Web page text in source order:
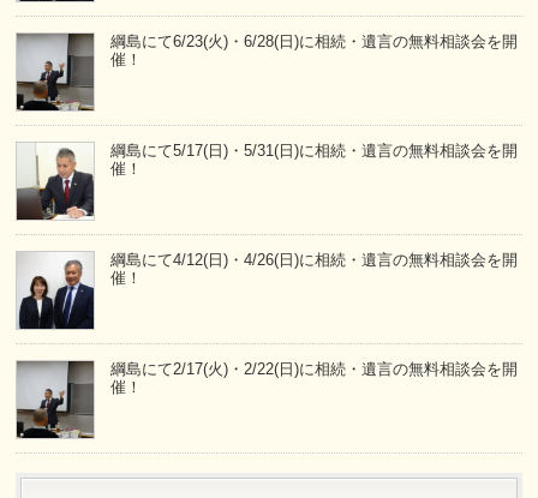
綱島にて6/23(火)・6/28(日)に相続・遺言の無料相談会を開
催！
綱島にて5/17(日)・5/31(日)に相続・遺言の無料相談会を開
催！
綱島にて4/12(日)・4/26(日)に相続・遺言の無料相談会を開
催！
綱島にて2/17(火)・2/22(日)に相続・遺言の無料相談会を開
催！